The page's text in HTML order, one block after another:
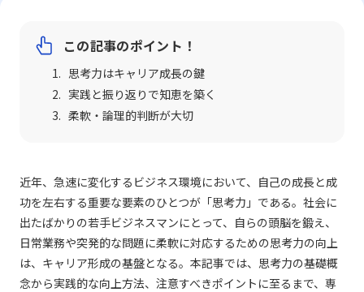
この記事のポイント！
思考力はキャリア成長の鍵
実践と振り返りで知恵を築く
柔軟・論理的判断が大切
近年、急速に変化するビジネス環境において、自己の成長と成
功を左右する重要な要素のひとつが「思考力」である。社会に
出たばかりの若手ビジネスマンにとって、自らの頭脳を鍛え、
日常業務や突発的な問題に柔軟に対応するための思考力の向上
は、キャリア形成の基盤となる。本記事では、思考力の基礎概
念から実践的な向上方法、注意すべきポイントに至るまで、専